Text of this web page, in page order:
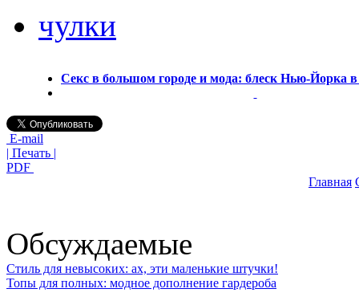
чулки
Секс в большом городе и мода: блеск Нью-Йорка в
E-mail
| Печать |
PDF
Главная
Обсуждаемые
Стиль для невысоких: ах, эти маленькие штучки!
Топы для полных: модное дополнение гардероба